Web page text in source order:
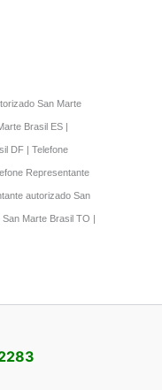
San Marte
Brasil ES |
DF | Telefone
Representante
autorizado San
Marte Brasil TO |